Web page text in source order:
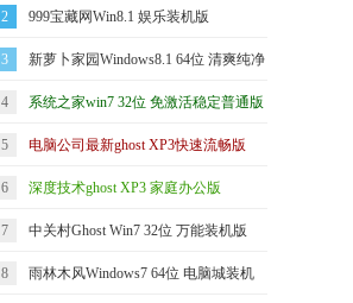
2 999宝藏网Win8.1 娱乐装机版
2021.04(64位)
3 新萝卜家园Windows8.1 64位 清爽纯净
版 2021.04
4 系统之家win7 32位 免激活稳定普通版
v2026.08
5 电脑公司最新ghost XP3快速流畅版
v2021.12
6 深度技术ghost XP3 家庭办公版
v2026.08免激活
7 中关村Ghost Win7 32位 万能装机版
2021.04
8 雨林木风Windows7 64位 电脑城装机